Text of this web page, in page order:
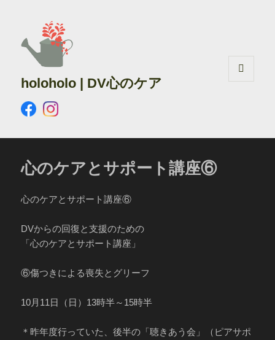
holoholo | DV心のケア
心のケアとサポート講座⑥
心のケアとサポート講座⑥
DVからの回復と支援のための
「心のケアとサポート講座」
⑥傷つきによる喪失とグリーフ
10月11日（日）13時半～15時半
＊昨年度行っていた、後半の「聴きあう会」（ピアサポ